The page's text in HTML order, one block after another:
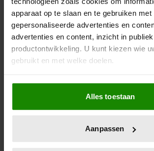
apparaat op te slaan en te gebruiken met
gepersonaliseerde advertenties en
advertenties en content, inzicht in
productontwikkeling. U kunt kiezen wie
gebruikt en met welke doelen.
Als u het toestaat, willen we ook graag:
Informatie verzamelen over uw
die tot een paar meter nauwkeurig
op specifieke eigenschappen
Alles toestaan
Aanpassen
Abonneren
Digitaal lezen
Los kopen